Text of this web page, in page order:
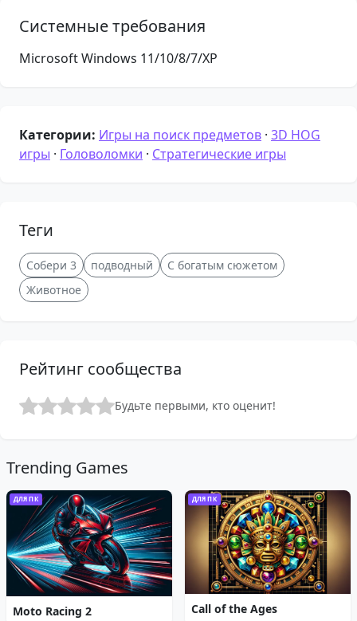
Системные требования
Microsoft Windows 11/10/8/7/XP
Категории: Игры на поиск предметов · 3D HOG
игры · Головоломки · Стратегические игры
Теги
Собери 3 подводный
С богатым сюжетом
Животное
Рейтинг сообщества
Будьте первыми, кто оценит!
Trending Games
ДЛЯ ПК
Moto Racing 2
ДЛЯ ПК
Call of the Ages